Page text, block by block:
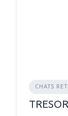
CHATS